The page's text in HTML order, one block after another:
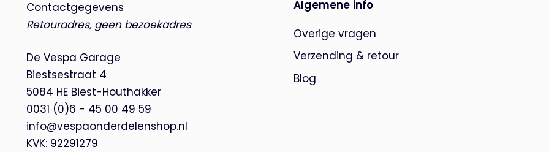
Contactgegevens
Retouradres, geen bezoekadres
De Vespa Garage
Biestsestraat 4
5084 HE Biest-Houthakker
0031 (0)6 - 45 00 49 59
info@vespaonderdelenshop.nl
KVK: 92291279
Algemene info
Overige vragen
Verzending & retour
Blog